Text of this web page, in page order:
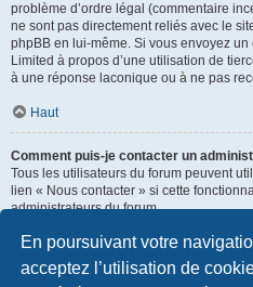
En poursuivant votre
acceptez l’utilisation de
problème d’ordre légal (commentaire
ne sont pas directement reliés avec le
phpBB en lui-même. Si vous envoyez
Limited à propos d’une utilisation de
à une réponse laconique ou à ne pas
Haut
Comment puis-je contacter un
Tous les utilisateurs du forum peuvent
lien « Nous contacter » si cette
administrateurs du forum.
Les membres du forum peuvent